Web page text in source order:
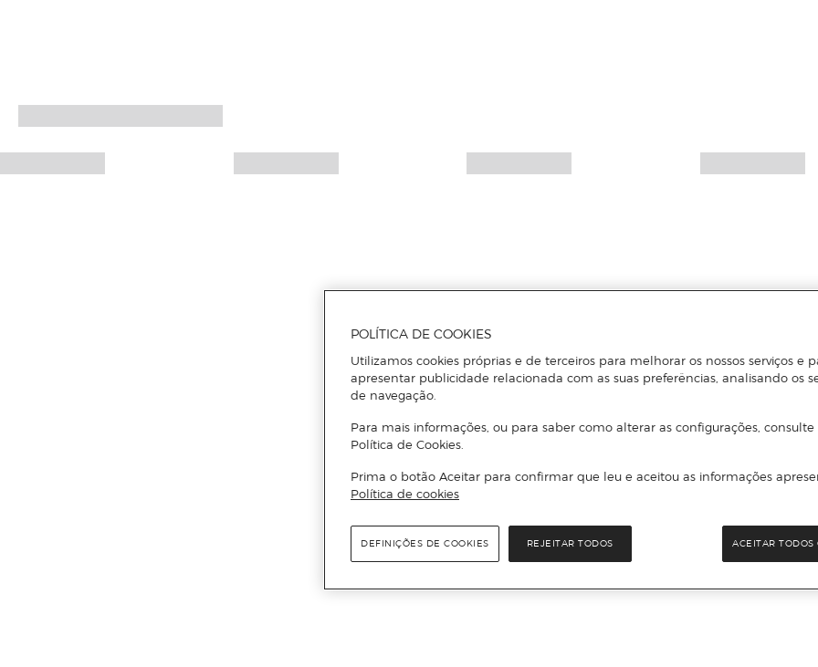
POLÍTICA DE COOKIES
Utilizamos cookies próprias e de terceiros para melhorar os nossos serviços e
apresentar publicidade relacionada com as suas preferências, analisando os
de navegação.
Para mais informações, ou para saber como alterar as configurações, consulte
Política de Cookies.
Prima o botão Aceitar para confirmar que leu e aceitou as informações
Política de cookies
REJEITAR TODOS ACEITAR TODOS
DEFINIÇÕES DE COOKIES